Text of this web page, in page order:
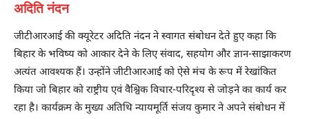
अदिति नंदन
जीटीआरआई की क्यूरेटर अदिति नंदन ने स्वागत संबोधन देते हुए कहा कि
बिहार के भविष्य को आकार देने के लिए संवाद, सहयोग और ज्ञान-साझाकरण
अत्यंत आवश्यक हैं। उन्होंने जीटीआरआई को ऐसे मंच के रूप में रेखांकित
किया जो बिहार को राष्ट्रीय एवं वैश्विक विचार-परिदृश्य से जोड़ने का कार्य कर
रहा है। कार्यक्रम के मुख्य अतिथि न्यायमूर्ति संजय कुमार ने अपने संबोधन में